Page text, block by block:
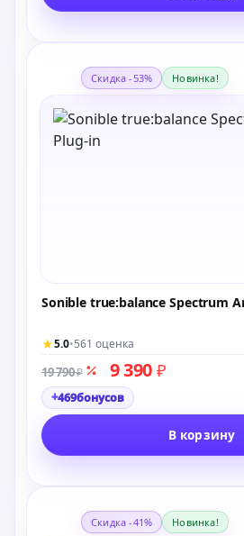
Скидка -53% Новинка!
Sonible true:balance Spectrum
★5.0•561 оценка
19 790₽ 9 390 ₽
+469бонусов
В корзину
Скидка -41% Новинка!